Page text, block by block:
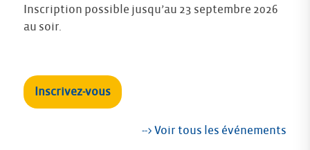
Inscription possible jusqu’au 23 septembre 2026
au soir.
Inscrivez-vous
--> Voir tous les événements